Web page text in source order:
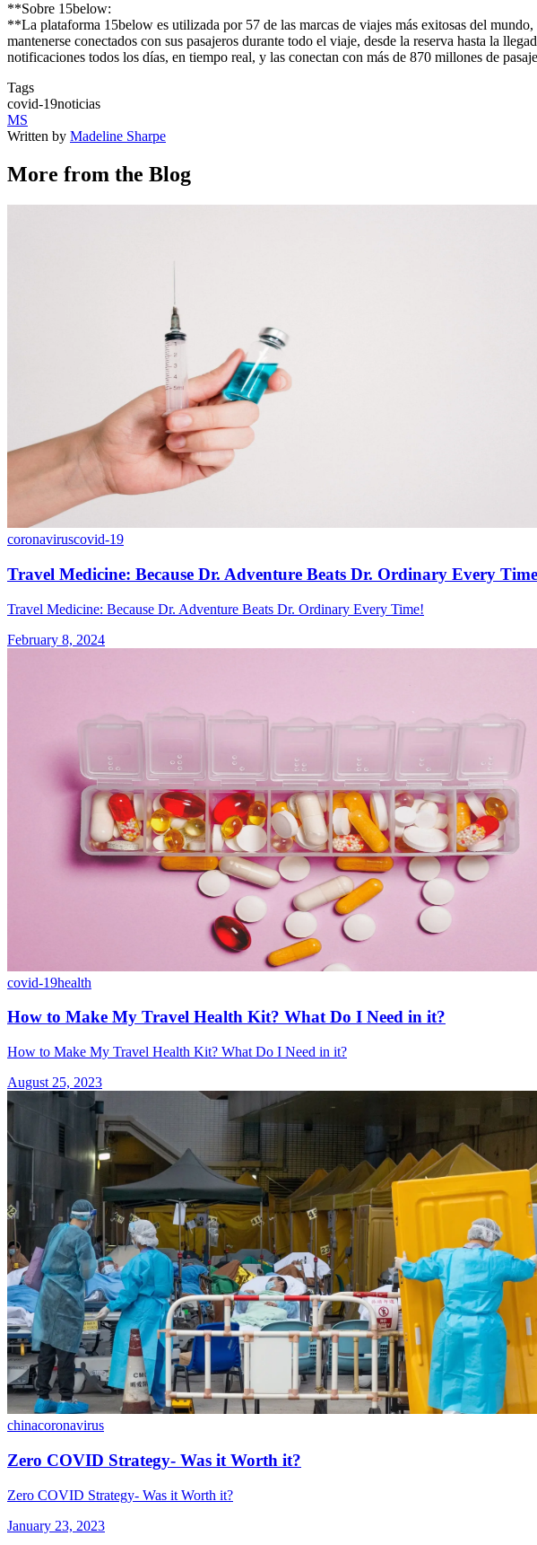
**Sobre 15below:
**La plataforma 15below es utilizada por 57 de las marcas de viajes más exitosas del
mantenerse conectados con sus pasajeros durante todo el viaje, desde la reserva hasta la
notificaciones todos los días, en tiempo real, y las conectan con más de 870 millones de
Tags
covid-19noticias
MS
Written by Madeline Sharpe
More from the Blog
coronaviruscovid-19
Travel Medicine: Because Dr. Adventure Beats Dr. Ordinary Every
Travel Medicine: Because Dr. Adventure Beats Dr. Ordinary Every Time!
February 8, 2024
covid-19health
How to Make My Travel Health Kit? What Do I Need in it?
How to Make My Travel Health Kit? What Do I Need in it?
August 25, 2023
chinacoronavirus
Zero COVID Strategy- Was it Worth it?
Zero COVID Strategy- Was it Worth it?
January 23, 2023